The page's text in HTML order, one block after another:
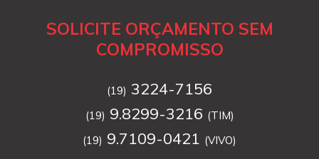
SOLICITE ORÇAMENTO SEM
COMPROMISSO
(19) 3224-7156
(19) 9.8299-3216 (TIM)
(19) 9.7109-0421 (VIVO)